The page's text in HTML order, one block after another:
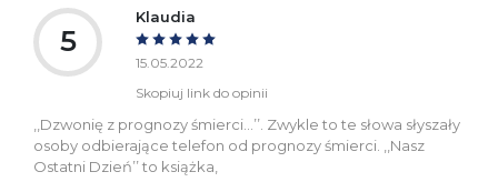
5
Klaudia
15.05.2022
Skopiuj link do opinii
,,Dzwonię z prognozy śmierci...’’. Zwykle to te słowa słyszały
osoby odbierające telefon od prognozy śmierci. ,,Nasz
Ostatni Dzień’’ to książka,